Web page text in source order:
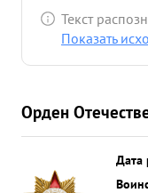
противника. в
были даны
установлено
707 цд
ряд других
Текст
Показать
Орден
Дата